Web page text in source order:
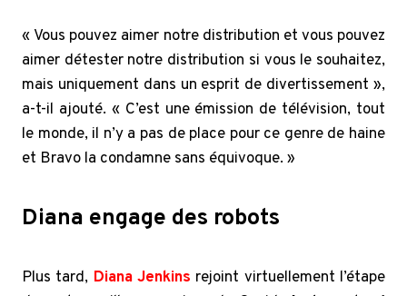
« Vous pouvez aimer notre distribution et vous pouvez
aimer détester notre distribution si vous le souhaitez,
mais uniquement dans un esprit de divertissement »,
a-t-il ajouté. « C’est une émission de télévision, tout
le monde, il n’y a pas de place pour ce genre de haine
et Bravo la condamne sans équivoque. »
Diana engage des robots
Plus tard, Diana Jenkins rejoint virtuellement l’étape